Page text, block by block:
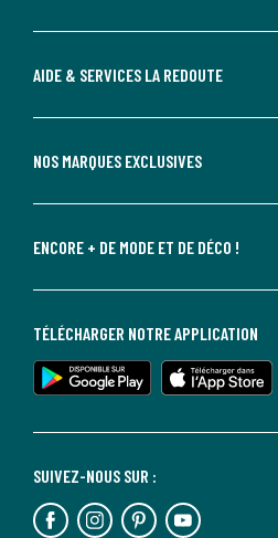
AIDE & SERVICES LA REDOUTE
NOS MARQUES EXCLUSIVES
ENCORE + DE MODE ET DE DÉCO !
SUIVEZ-NOUS SUR :
TÉLÉCHARGER NOTRE APPLICATION